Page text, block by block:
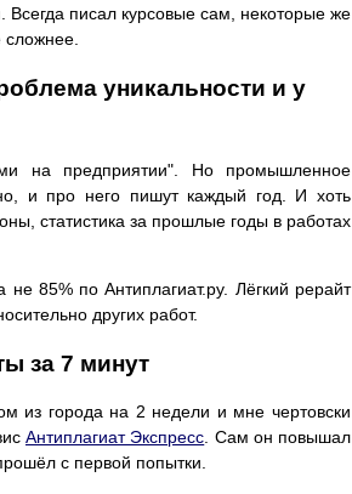
Всегда писал курсовые сам, некоторые же
уникальности и у
на предприятии". Но промышленное
и про него пишут каждый год. И хоть
статистика за прошлые годы в работах
85% по Антиплагиат.ру. Лёгкий рерайт
других работ.
за 7 минут
из города на 2 недели и мне чертовски
Антиплагиат Экспресс . Сам он повышал
с первой попытки.